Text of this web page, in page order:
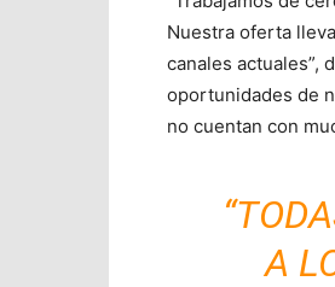
Nuestra oferta
canales actuales”,
oportunidades de
no cuentan con
A